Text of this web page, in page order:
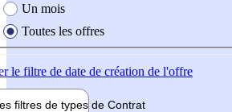
Un mois
Toutes les offres
le filtre de date de création de l'offre
filtres de types de Contrat